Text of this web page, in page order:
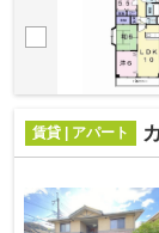
賃貸 | アパート